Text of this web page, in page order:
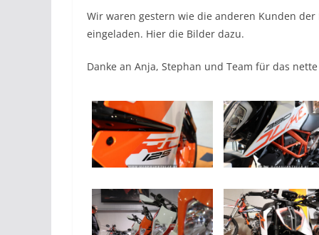
Wir waren gestern wie die anderen Kunden der
eingeladen. Hier die Bilder dazu.
Danke an Anja, Stephan und Team für das